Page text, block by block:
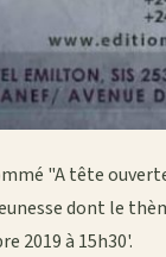
"A tête
dont le
2019 à 15h30'.